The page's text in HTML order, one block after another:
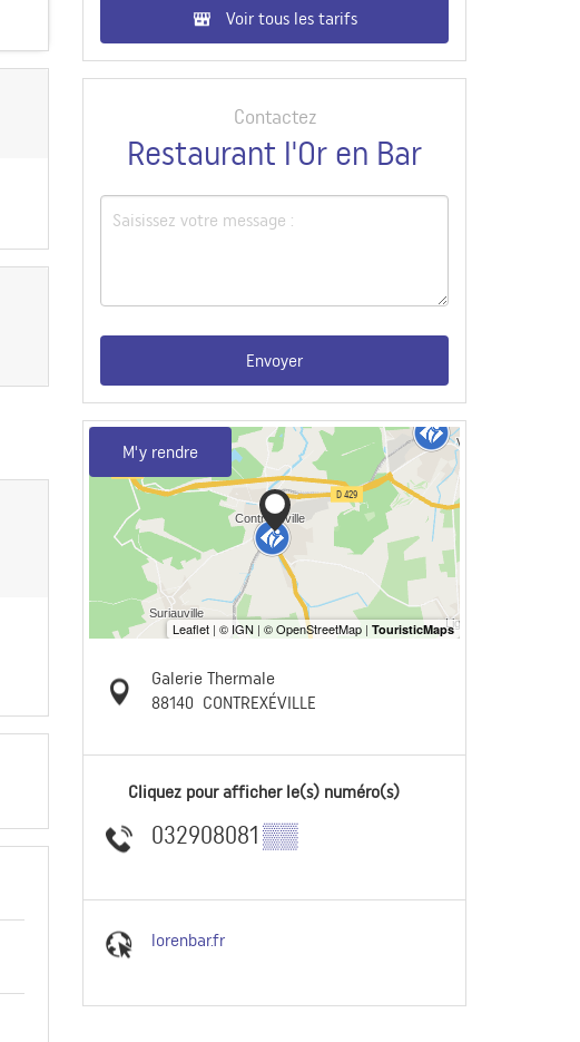
Voir tous les tarifs
Contactez
Restaurant l'Or en Bar
Envoyer
M'y rendre
Galerie Thermale
88140 CONTREXÉVILLE
Cliquez pour afficher le(s) numéro(s)
032908081▒▒
lorenbar.fr